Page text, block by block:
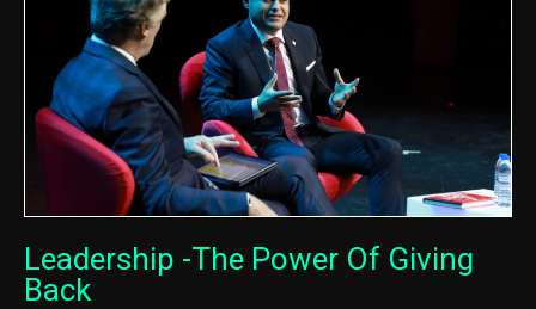
Leadership -The Power Of Giving
Back